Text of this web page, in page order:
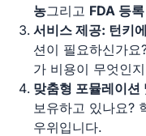
농그리고 FDA 등
서비스 제공: 턴키
션이 필요하신가
가 비용이 무엇인
맞춤형 포뮬레이션
보유하고 있나요?
우위입니다.